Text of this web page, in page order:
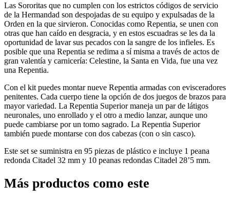
Las Sororitas que no cumplen con los estrictos códigos de servicio
de la Hermandad son despojadas de su equipo y expulsadas de la
Orden en la que sirvieron. Conocidas como Repentia, se unen con
otras que han caído en desgracia, y en estos escuadras se les da la
oportunidad de lavar sus pecados con la sangre de los infieles. Es
posible que una Repentia se redima a sí misma a través de actos de
gran valentía y carnicería: Celestine, la Santa en Vida, fue una vez
una Repentia.
Con el kit puedes montar nueve Repentia armadas con evisceradores
penitentes. Cada cuerpo tiene la opción de dos juegos de brazos para
mayor variedad. La Repentia Superior maneja un par de látigos
neuronales, uno enrollado y el otro a medio lanzar, aunque uno
puede cambiarse por un tomo sagrado. La Repentia Superior
también puede montarse con dos cabezas (con o sin casco).
Este set se suministra en 95 piezas de plástico e incluye 1 peana
redonda Citadel 32 mm y 10 peanas redondas Citadel 28’5 mm.
Más productos como este